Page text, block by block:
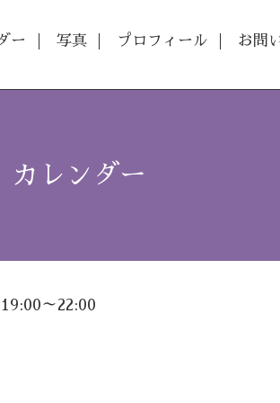
ー 写真 プロフィール お問
カレンダー
～22:00